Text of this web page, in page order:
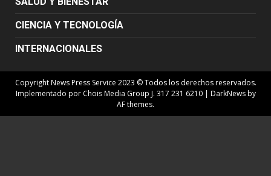
CIENCIA Y TECNOLOGÍA
INTERNACIONALES
Copyright News Press Service 2023 © Todos los derechos reservados.
Implementado por Chois Media Group J. 317 231 6210 | DarkNewsby
AF themes.